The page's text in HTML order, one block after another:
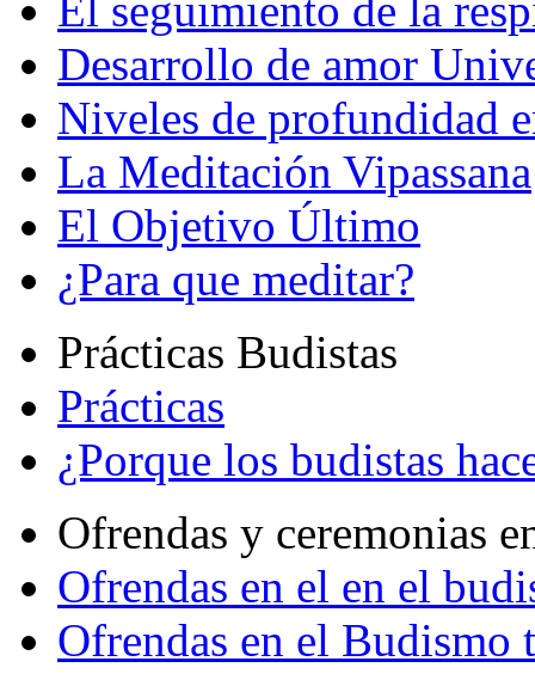
Desarrollo de amor
Niveles de profundidad
La Meditación Vipassana
El Objetivo Último
¿Para que meditar?
Prácticas Budistas
Prácticas
¿Porque los budistas
Ofrendas y ceremonias
Ofrendas en el en el
Ofrendas en el Budismo